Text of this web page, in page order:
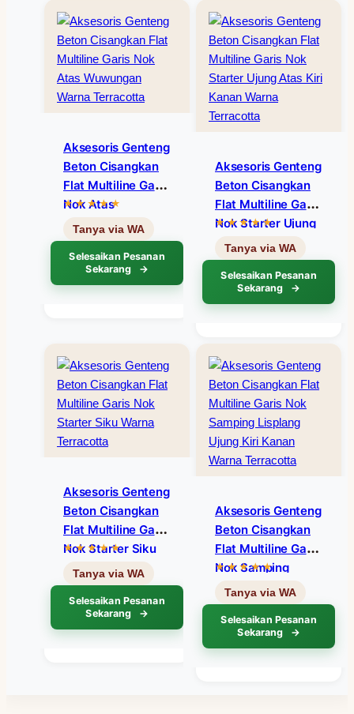
Aksesoris Genteng
Beton Cisangkan
Flat Multiline Garis
Nok Atas
Wuwungan Warna
Terracotta
Selesaikan Pesanan
Sekarang
Aksesoris Genteng
Beton Cisangkan
Flat Multiline Garis
Nok Starter Ujung
Atas Kiri Kanan
Warna Terracotta
Selesaikan Pesanan
Sekarang
Aksesoris Genteng
Beton Cisangkan
Flat Multiline Garis
Nok Starter Siku
Warna Terracotta
Selesaikan Pesanan
Sekarang
Aksesoris Genteng
Beton Cisangkan
Flat Multiline Garis
Nok Samping
Lisplang Ujung Kiri
Kanan Warna
Terracotta
Selesaikan Pesanan
Sekarang